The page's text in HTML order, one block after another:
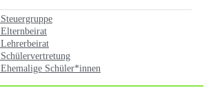
Steuergruppe
Elternbeirat
Lehrerbeirat
Schülervertretung
Ehemalige Schüler*innen